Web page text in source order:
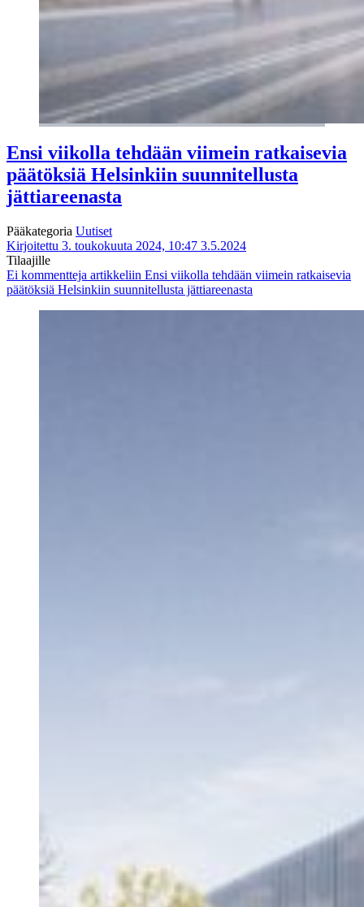
Ensi viikolla tehdään viimein ratkaisevia
päätöksiä Helsinkiin suunnitellusta
jättiareenasta
Pääkategoria Uutiset
Kirjoitettu 3. toukokuuta 2024, 10:47 3.5.2024
Tilaajille
Ei kommentteja artikkeliin Ensi viikolla tehdään viimein ratkaisevia
päätöksiä Helsinkiin suunnitellusta jättiareenasta